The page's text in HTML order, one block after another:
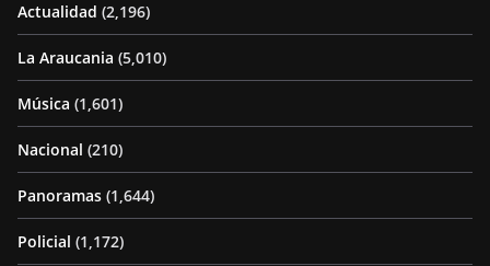
Actualidad (2,196)
La Araucania (5,010)
Música (1,601)
Nacional (210)
Panoramas (1,644)
Policial (1,172)